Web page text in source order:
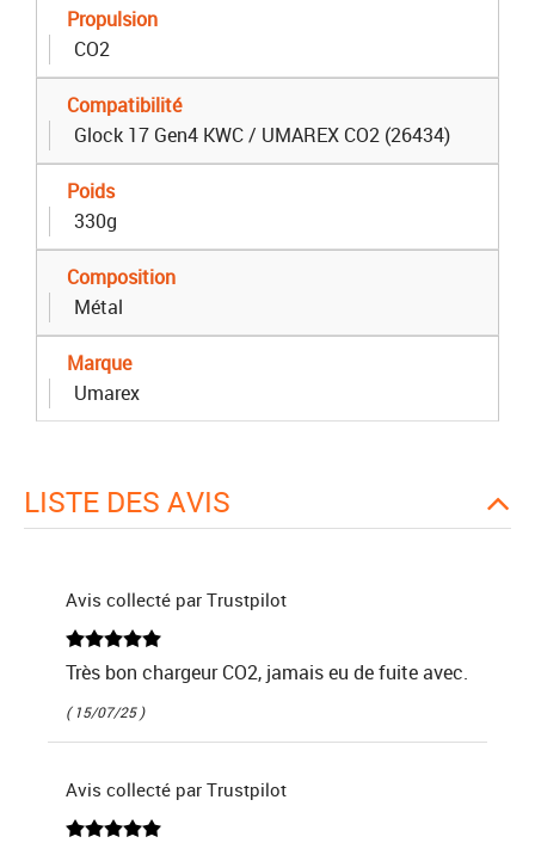
Propulsion
CO2
Compatibilité
Glock 17 Gen4 KWC / UMAREX CO2 (26434)
Poids
330g
Composition
Métal
Marque
Umarex
LISTE DES AVIS
Avis collecté par Trustpilot
Très bon chargeur CO2, jamais eu de fuite avec.
( 15/07/25 )
Avis collecté par Trustpilot